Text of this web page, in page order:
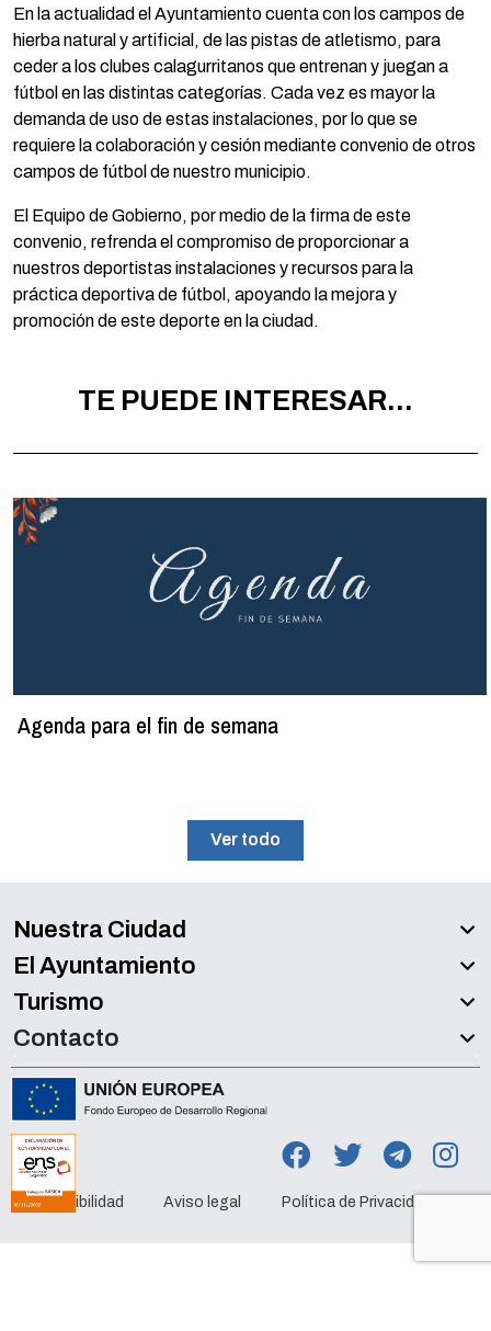
En la actualidad el Ayuntamiento cuenta con los campos de
hierba natural y artificial, de las pistas de atletismo, para
ceder a los clubes calagurritanos que entrenan y juegan a
fútbol en las distintas categorías. Cada vez es mayor la
demanda de uso de estas instalaciones, por lo que se
requiere la colaboración y cesión mediante convenio de otros
campos de fútbol de nuestro municipio.
El Equipo de Gobierno, por medio de la firma de este
convenio, refrenda el compromiso de proporcionar a
nuestros deportistas instalaciones y recursos para la
práctica deportiva de fútbol, apoyando la mejora y
promoción de este deporte en la ciudad.
TE PUEDE INTERESAR...
Agenda para el fin de semana
Ver todo
Nuestra Ciudad
El Ayuntamiento
Turismo
Contacto
Accesibilidad Aviso legal Política de Privacidad